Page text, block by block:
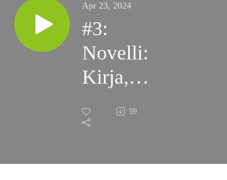
Apr 23, 2024
#3:
Novelli:
Kirja,
ystävä –
Essi
59